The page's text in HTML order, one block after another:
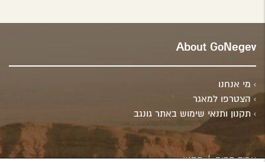
About GoNegev
מי אנחנו
הצטרפו למאגר
תקנון ותנאי שימוש באתר גונגב
עמוד הבית תקנון